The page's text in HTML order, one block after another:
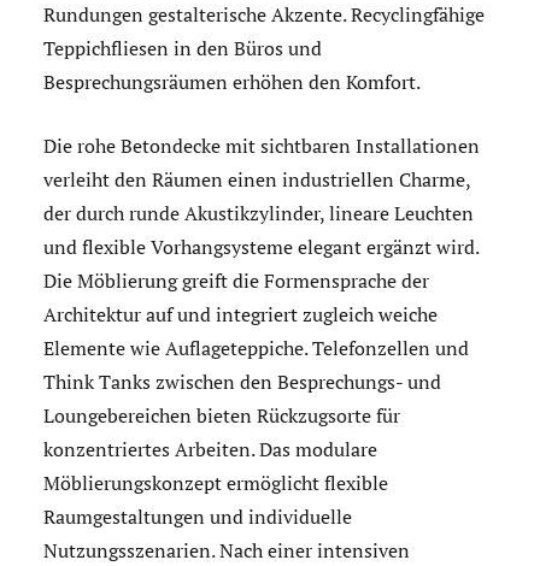
Rundungen gestalterische Akzente. Recyclingfähige
Teppichfliesen in den Büros und
Besprechungsräumen erhöhen den Komfort.
Die rohe Betondecke mit sichtbaren Installationen
verleiht den Räumen einen industriellen Charme,
der durch runde Akustikzylinder, lineare Leuchten
und flexible Vorhangsysteme elegant ergänzt wird.
Die Möblierung greift die Formensprache der
Architektur auf und integriert zugleich weiche
Elemente wie Auflageteppiche. Telefonzellen und
Think Tanks zwischen den Besprechungs- und
Loungebereichen bieten Rückzugsorte für
konzentriertes Arbeiten. Das modulare
Möblierungskonzept ermöglicht flexible
Raumgestaltungen und individuelle
Nutzungsszenarien. Nach einer intensiven